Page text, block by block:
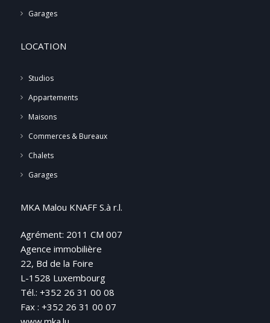
Garages
LOCATION
Studios
Appartements
Maisons
Commerces & Bureaux
Chalets
Garages
MKA Malou KNAFF S.à r.l.
Agrément: 2011 CM 007
Agence immobilière
22, Bd de la Foire
L-1528 Luxembourg
Tél.: +352 26 31 00 08
Fax : +352 26 31 00 07